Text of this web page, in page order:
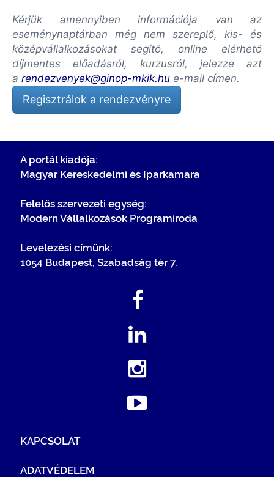
Kérjük amennyiben információja van az
eseménynaptárban még nem szereplő, kis- és
középvállalkozásokat segítő, online elérhető
díjmentes előadásról, kurzusról, jelezze azt
a rendezvenyek@ginop-mkik.hu e-mail címen.
Regisztrálok a rendezvényre
A portál kiadója:
Magyar Kereskedelmi és Iparkamara
Felelős szervezeti egység:
Modern Vállalkozások Programiroda
Levelezési címünk:
1054 Budapest, Szabadság tér 7.
KAPCSOLAT
ADATVÉDELEM